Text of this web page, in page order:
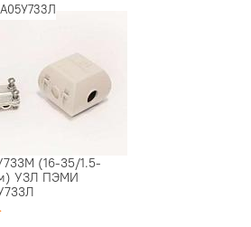
(16-35/1.5-
УЗЛ ПЭМИ